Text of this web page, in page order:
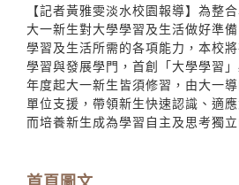
【記者黃雅雯淡水校園報導】為整
大一新生對大學學習及生活做好準
學習及生活所需的各項能力，本校
學習與發展學門，首創「大學學習
年度起大一新生皆須修習，由大一
單位支援，帶領新生快速認識、適
而培養新生成為學習自主及思考獨立